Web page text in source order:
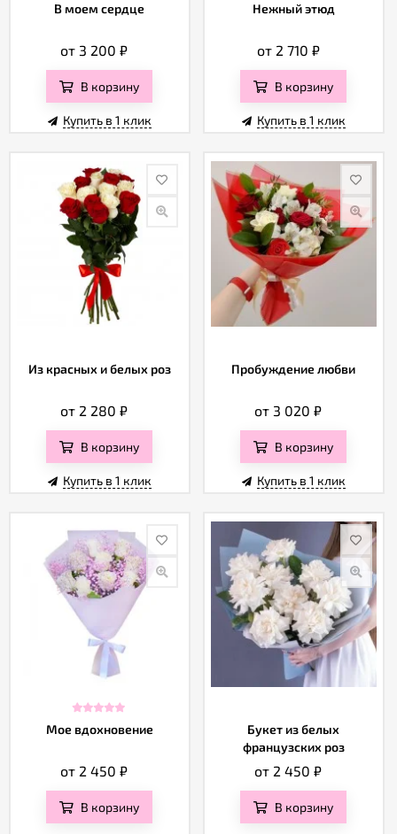
В моем сердце
от 3 200₽
В корзину
Купить в 1 клик
Нежный этюд
от 2 710 ₽
В корзину
Купить в 1 клик
Из красных и белых роз
от 2 280₽
В корзину
Купить в 1 клик
Пробуждение любви
от 3 020₽
В корзину
Купить в 1 клик
Мое вдохновение
от 2 450₽
В корзину
Букет из белых
французских роз
от 2 450₽
В корзину